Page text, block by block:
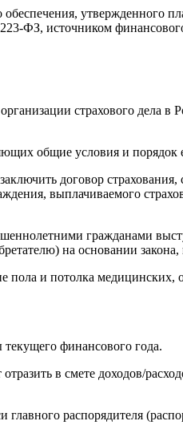
утвержденного
источником
страхового дела в
общие условия и порядок
договор
выплачиваемого
гражданами
на основании закона,
пола и потолка
финансового года.
в смете доходов/
распорядителя